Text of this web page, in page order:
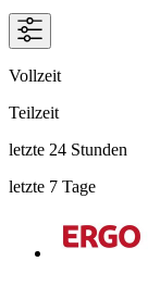
Vollzeit
Teilzeit
letzte 24 Stunden
letzte 7 Tage